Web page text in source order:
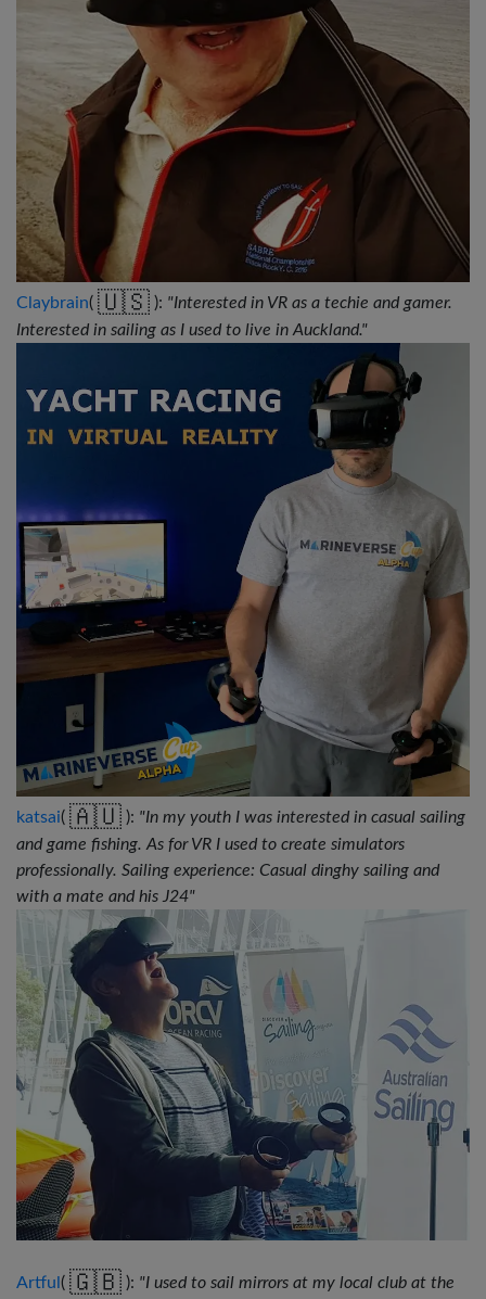
Claybrain( 🇺🇸 ): "Interested in VR as a techie and gamer.
Interested in sailing as I used to live in Auckland."
katsai( 🇦🇺 ): "In my youth I was interested in casual sailing
and game fishing. As for VR I used to create simulators
professionally. Sailing experience: Casual dinghy sailing and
with a mate and his J24"
Artful ( 🇬🇧 ): "I used to sail mirrors at my local club at the